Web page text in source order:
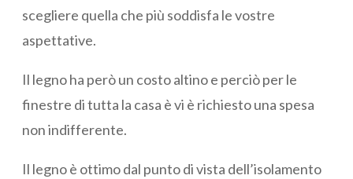
scegliere quella che più soddisfa le vostre
aspettative.
Il legno ha però un costo altino e perciò per le
finestre di tutta la casa è vi è richiesto una spesa
non indifferente.
Il legno è ottimo dal punto di vista dell’isolamento